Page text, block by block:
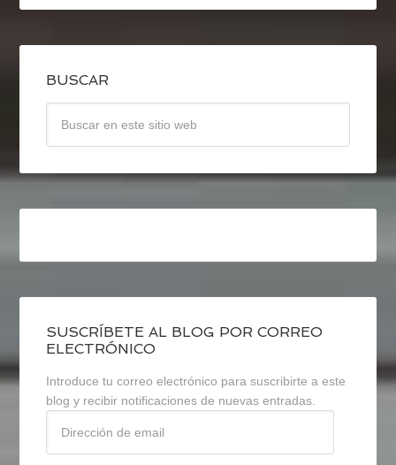
BUSCAR
SUSCRÍBETE AL BLOG POR CORREO
ELECTRÓNICO
Introduce tu correo electrónico para suscribirte a este
blog y recibir notificaciones de nuevas entradas.
email